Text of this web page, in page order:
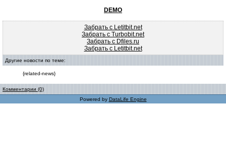
DEMO
Забрать с Letitbit.net
Забрать с Turbobit.net
Забрать с Dfiles.ru
Забрать с Letitbit.net
Другие новости по теме:
{related-news}
Комментарии (0)
Powered by DataLife Engine